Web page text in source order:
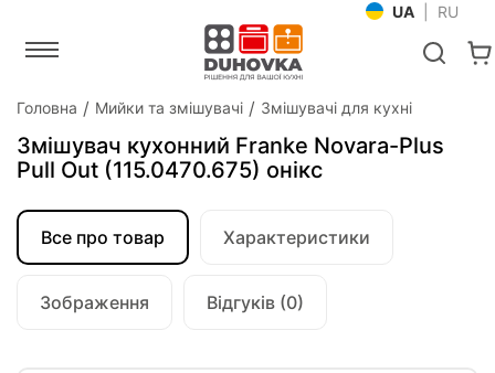
UA RU
Головна Мийки та змішувачі Змішувачі для кухні
Змішувач кухонний Franke Novara-Plus
Pull Out (115.0470.675) онікс
Все про товар Характеристики
Зображення Відгуків (0)